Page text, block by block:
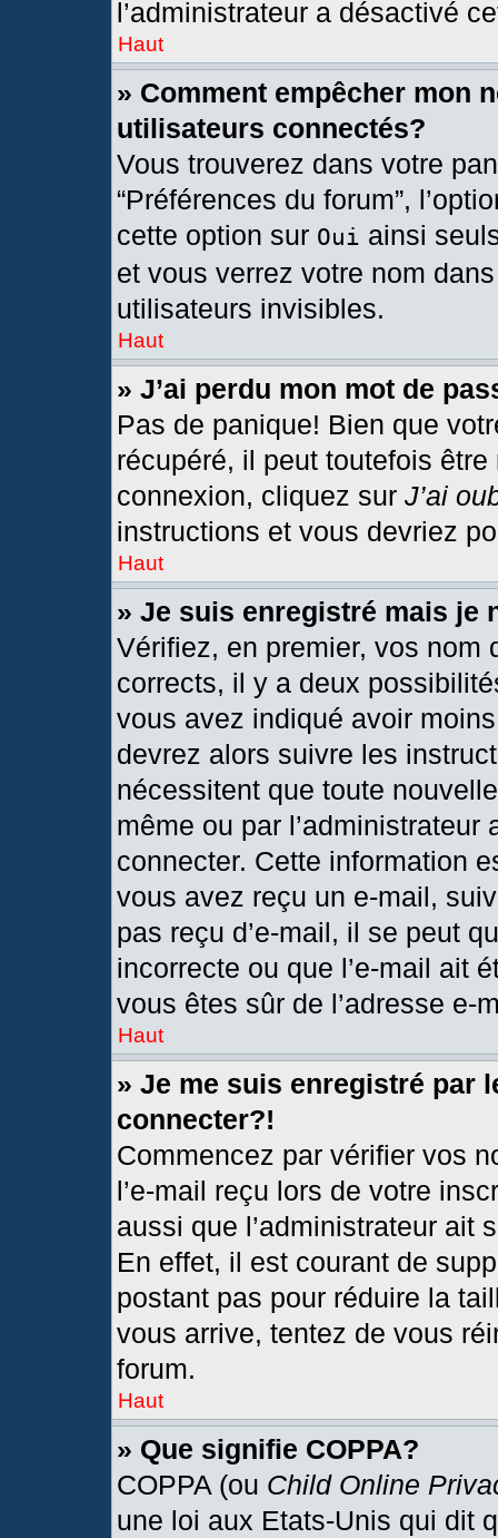
l’administrateur a désactivé
Haut
» Comment empêcher mon
utilisateurs connectés?
Vous trouverez dans votre
“Préférences du forum”,
cette option sur Oui ainsi
et vous verrez votre nom
utilisateurs invisibles.
Haut
» J’ai perdu mon mot de
Pas de panique! Bien que
récupéré, il peut toutefois
connexion, cliquez sur J’ai
instructions et vous devriez
Haut
» Je suis enregistré mais je
Vérifiez, en premier, vos nom
corrects, il y a deux
vous avez indiqué avoir
devrez alors suivre les
nécessitent que toute
même ou par
connecter. Cette information
vous avez reçu un e-mail,
pas reçu d’e-mail, il se peut
incorrecte ou que l’e-mail ait
vous êtes sûr de l’adresse e-
Haut
» Je me suis enregistré par
connecter?!
Commencez par vérifier vos
l’e-mail reçu lors de votre
aussi que l’administrateur ait
En effet, il est courant de
postant pas pour réduire la
vous arrive, tentez de vous
forum.
Haut
» Que signifie COPPA?
COPPA (ou Child Online
une loi aux Etats-Unis qui dit